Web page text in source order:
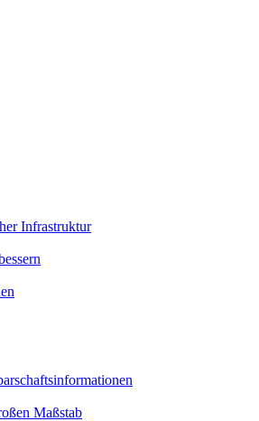
Infrastruktur
Maßstab